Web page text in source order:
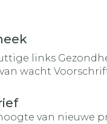
links
wacht
van nieuwe